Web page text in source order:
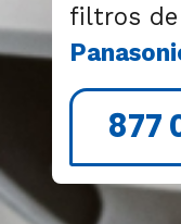
filtros
877